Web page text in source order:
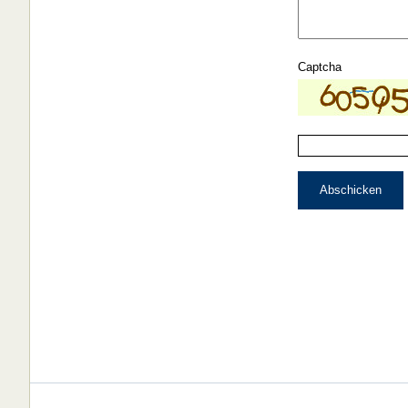
Captcha
Abschicken